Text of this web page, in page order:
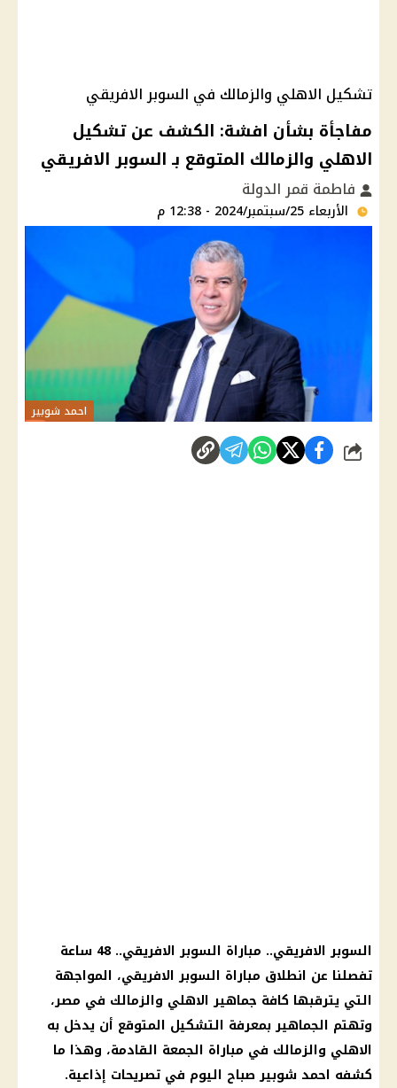
تشكيل الاهلي والزمالك في السوبر الافريقي
مفاجأة بشأن افشة: الكشف عن تشكيل
الاهلي والزمالك المتوقع بـ السوبر الافريقي
فاطمة قمر الدولة
الأربعاء 25/سبتمبر/2024 - 12:38 م
احمد شوبير
شارك
السوبر الافريقي.. مباراة السوبر الافريقي.. 48 ساعة
تفصلنا عن انطلاق مباراة السوبر الافريقي، المواجهة
التي يترقبها كافة جماهير الاهلي والزمالك في مصر،
وتهتم الجماهير بمعرفة التشكيل المتوقع أن يدخل به
الاهلي والزمالك في مباراة الجمعة القادمة، وهذا ما
كشفه احمد شوبير صباح اليوم في تصريحات إذاعية.